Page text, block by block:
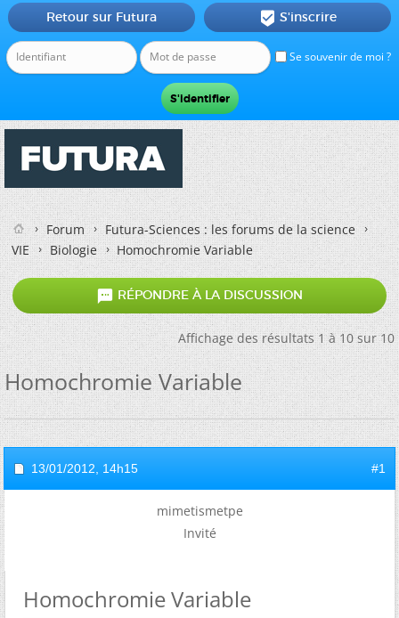
Se souvenir de moi ?
Retour sur Futura  S'inscrire
Forum
Futura-Sciences : les forums de la science
VIE
Biologie Homochromie Variable
 RÉPONDRE À LA DISCUSSION
Affichage des résultats 1 à 10 sur 10
Homochromie Variable
13/01/2012, 14h15 #1
mimetismetpe
Invité
Homochromie Variable